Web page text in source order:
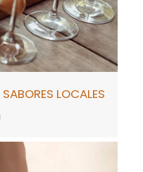
LOCALES